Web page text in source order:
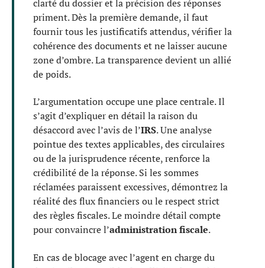
clarté du dossier et la précision des réponses
priment. Dès la première demande, il faut
fournir tous les justificatifs attendus, vérifier la
cohérence des documents et ne laisser aucune
zone d’ombre. La transparence devient un allié
de poids.
L’argumentation occupe une place centrale. Il
s’agit d’expliquer en détail la raison du
désaccord avec l’avis de l’IRS. Une analyse
pointue des textes applicables, des circulaires
ou de la jurisprudence récente, renforce la
crédibilité de la réponse. Si les sommes
réclamées paraissent excessives, démontrez la
réalité des flux financiers ou le respect strict
des règles fiscales. Le moindre détail compte
pour convaincre l’administration fiscale.
En cas de blocage avec l’agent en charge du